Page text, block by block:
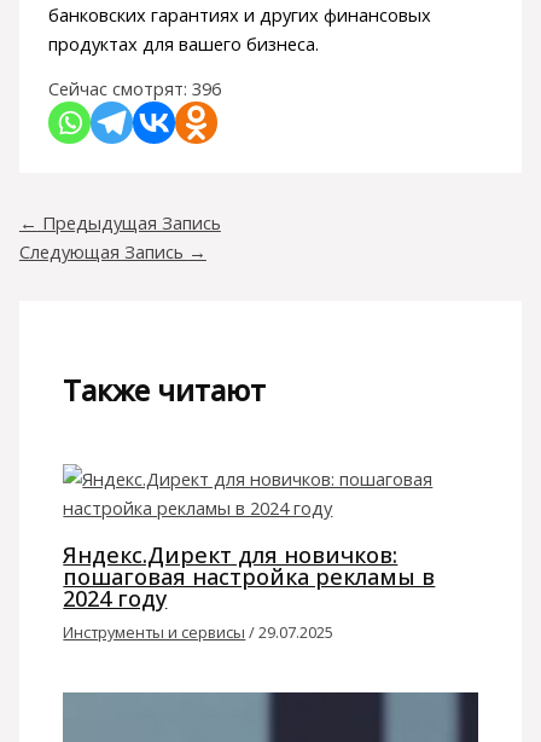
банковских гарантиях и других финансовых
продуктах для вашего бизнеса.
Сейчас смотрят: 396
← Предыдущая Запись
Следующая Запись →
Также читают
Яндекс.Директ для новичков:
пошаговая настройка рекламы в
2024 году
Инструменты и сервисы /29.07.2025